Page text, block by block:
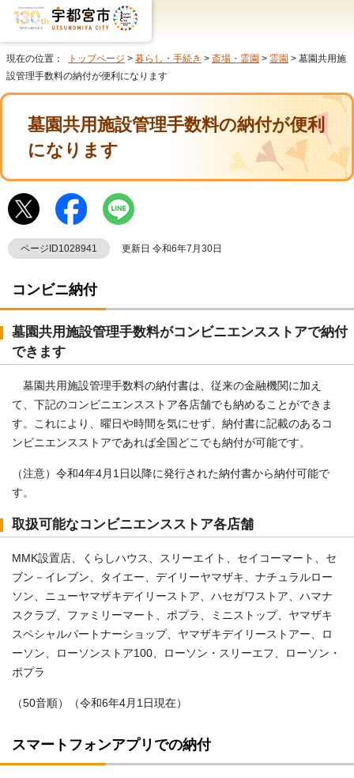
現在の位置： トップページ > 暮らし・手続き > 斎場・霊園 > 霊園 > 墓園共用施
設管理手数料の納付が便利になります
墓園共用施設管理手数料の納付が便利
になります
ページID1028941 更新日 令和6年7月30日
コンビニ納付
墓園共用施設管理手数料がコンビニエンスストアで納付
できます
墓園共用施設管理手数料の納付書は、従来の金融機関に加え
て、下記のコンビニエンスストア各店舗でも納めることができま
す。これにより、曜日や時間を気にせず、納付書に記載のあるコ
ンビニエンスストアであれば全国どこでも納付が可能です。
（注意）令和4年4月1日以降に発行された納付書から納付可能で
す。
取扱可能なコンビニエンスストア各店舗
MMK設置店、くらしハウス、スリーエイト、セイコーマート、セ
ブン－イレブン、タイエー、デイリーヤマザキ、ナチュラルロー
ソン、ニューヤマザキデイリーストア、ハセガワストア、ハマナ
スクラブ、ファミリーマート、ポプラ、ミニストップ、ヤマザキ
スペシャルパートナーショップ、ヤマザキデイリーストアー、ロ
ーソン、ローソンストア100、ローソン・スリーエフ、ローソン・
ポプラ
（50音順）（令和6年4月1日現在）
スマートフォンアプリでの納付